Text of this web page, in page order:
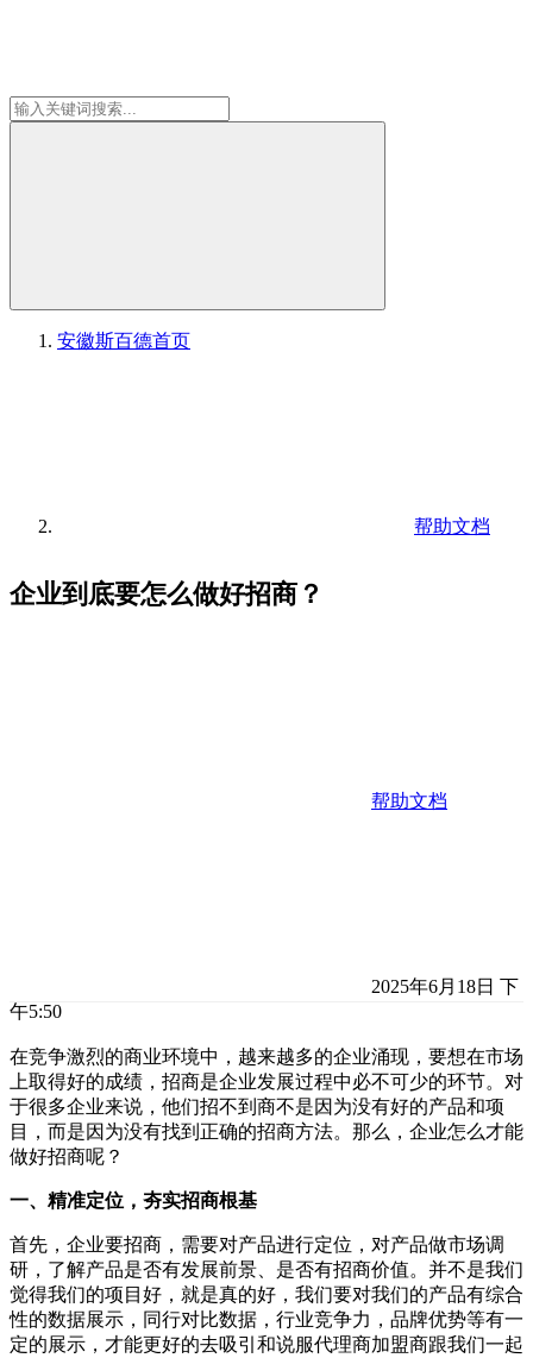
安徽斯百德首页
帮助文档
企业到底要怎么做好招商？
帮助文档
2025年6月18日 下
午5:50
在竞争激烈的商业环境中，越来越多的企业涌现，要想在市场
上取得好的成绩，招商是企业发展过程中必不可少的环节。对
于很多企业来说，他们招不到商不是因为没有好的产品和项
目，而是因为没有找到正确的招商方法。那么，企业怎么才能
做好招商呢？
一、精准定位，夯实招商根基
首先，企业要招商，需要对产品进行定位，对产品做市场调
研，了解产品是否有发展前景、是否有招商价值。并不是我们
觉得我们的项目好，就是真的好，我们要对我们的产品有综合
性的数据展示，同行对比数据，行业竞争力，品牌优势等有一
定的展示，才能更好的去吸引和说服代理商加盟商跟我们一起